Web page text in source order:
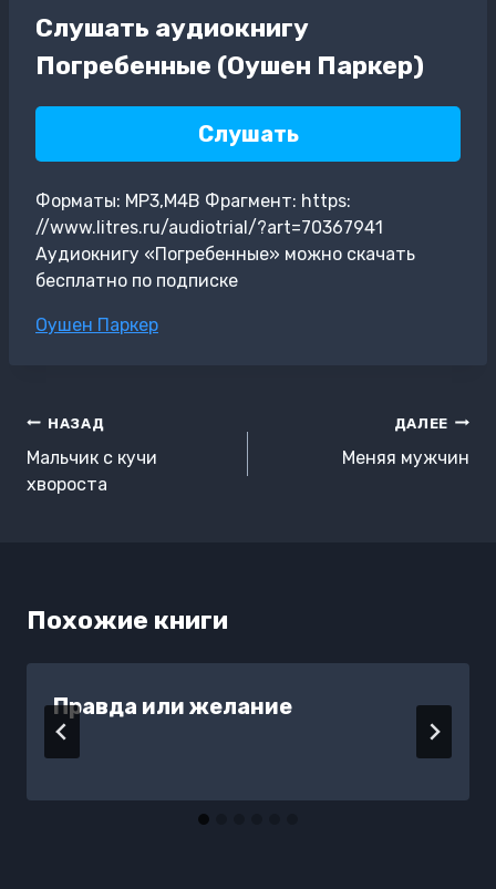
Слушать аудиокнигу
Погребенные (Оушен Паркер)
Слушать
Форматы: MP3,M4B Фрагмент: https:
//www.litres.ru/audiotrial/?art=70367941
Аудиокнигу «Погребенные» можно скачать
бесплатно по подписке
Метки
Оушен Паркер
Навигация
по
записям
НАЗАД
Мальчик с кучи
хвороста
ДАЛЕЕ
Меняя мужчин
Похожие книги
Правда или желание